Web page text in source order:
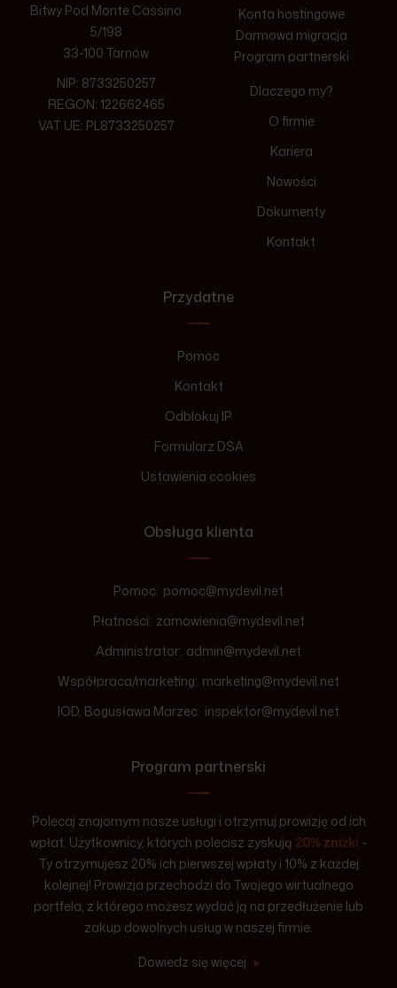
Bitwy Pod Monte Cassino
5/198
33-100 Tarnów
NIP: 8733250257
REGON: 122662465
VAT UE: PL8733250257
Program partnerski
Polecaj znajomym nasze usługi i otrzymuj prowizję od ich
wpłat. Użytkownicy, których polecisz zyskują 20% zniżki -
Ty otrzymujesz 20% ich pierwszej wpłaty i 10% z każdej
kolejnej! Prowizja przechodzi do Twojego wirtualnego
portfela, z którego możesz wydać ją na przedłużenie lub
zakup dowolnych usług w naszej firmie.
Dowiedz się więcej
Konta hostingowe
Darmowa migracja
Program partnerski
Dlaczego my?
O firmie
Kariera
Nowości
Dokumenty
Kontakt
Przydatne
Pomoc
Kontakt
Odblokuj IP
Formularz DSA
Ustawienia cookies
Obsługa klienta
Pomoc: pomoc@mydevil.net
Płatności: zamowienia@mydevil.net
Administrator: admin@mydevil.net
Współpraca/marketing: marketing@mydevil.net
IOD, Bogusława Marzec: inspektor@mydevil.net